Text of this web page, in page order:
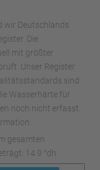
wir Deutschlands
Die
mit größter
Unser Register
sind
Wasserhärte für
noch nicht erfasst.
gesamten
14.9 °dh